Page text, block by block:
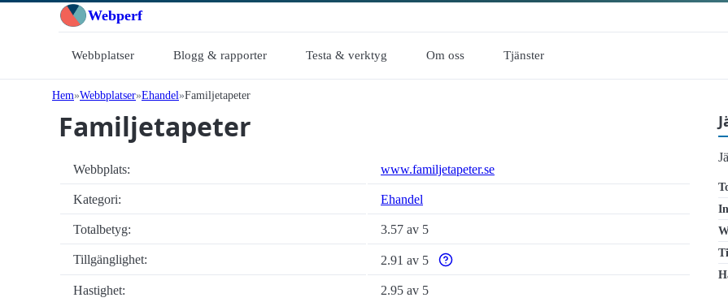
Webperf
Webbplatser Blogg & rapporter Testa & verktyg Om oss Tjänster
Hem Webbplatser Ehandel Familjetapeter
Familjetapeter
Webbplats: www.familjetapeter.se
Kategori: Ehandel
Totalbetyg: 3.57 av 5
Tillgänglighet: 2.91 av 5
Varför enbart automatiska tillgänglighetstester är
Hastighet:
2.95 av 5